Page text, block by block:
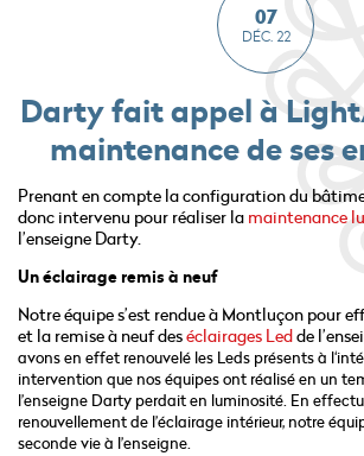
Darty fait appel à
maintenance de ses
07
DÉC. 22
Prenant en compte la configuration du
donc intervenu pour réaliser la maintenance
l’enseigne Darty.
Un éclairage remis à neuf
Notre équipe s’est rendue à Montluçon pour
et la remise à neuf deséclairages Ledde
avons en effet renouvelé les Leds présents à
intervention que nos équipes ont réalisé en un
l’enseigne Darty perdait en luminosité. En
renouvellement de l’éclairage intérieur, notre
seconde vie à l’enseigne.